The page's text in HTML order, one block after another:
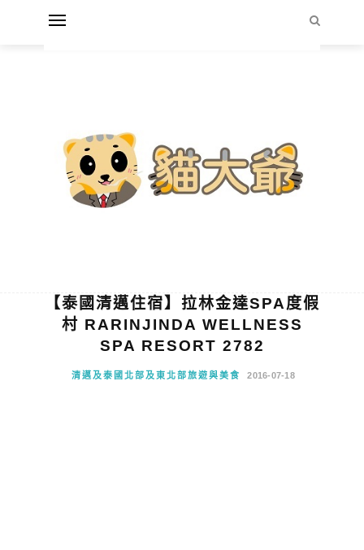
【泰國清邁住宿】拉林金達SPA度假
村 RARINJINDA WELLNESS
SPA RESORT 2782
清邁及泰國北部及東北部旅遊與美食 2016-07-18